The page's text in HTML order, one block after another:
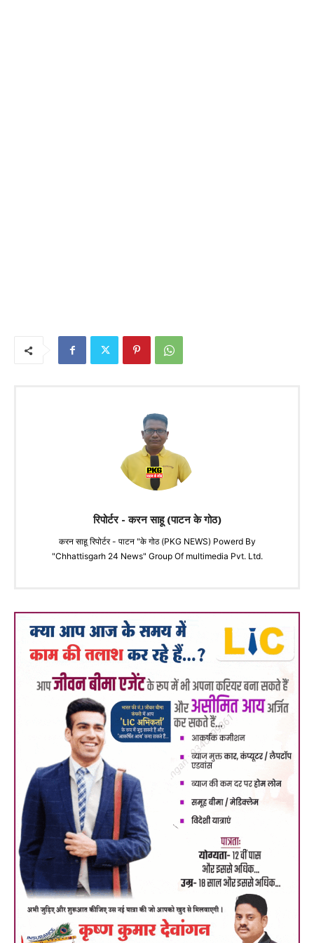
रिपोर्टर - करन साहू (पाटन के गोठ)
करन साहू रिपोर्टर - पाटन "के गोठ (PKG NEWS) Powerd By
"Chhattisgarh 24 News" Group Of multimedia Pvt. Ltd.